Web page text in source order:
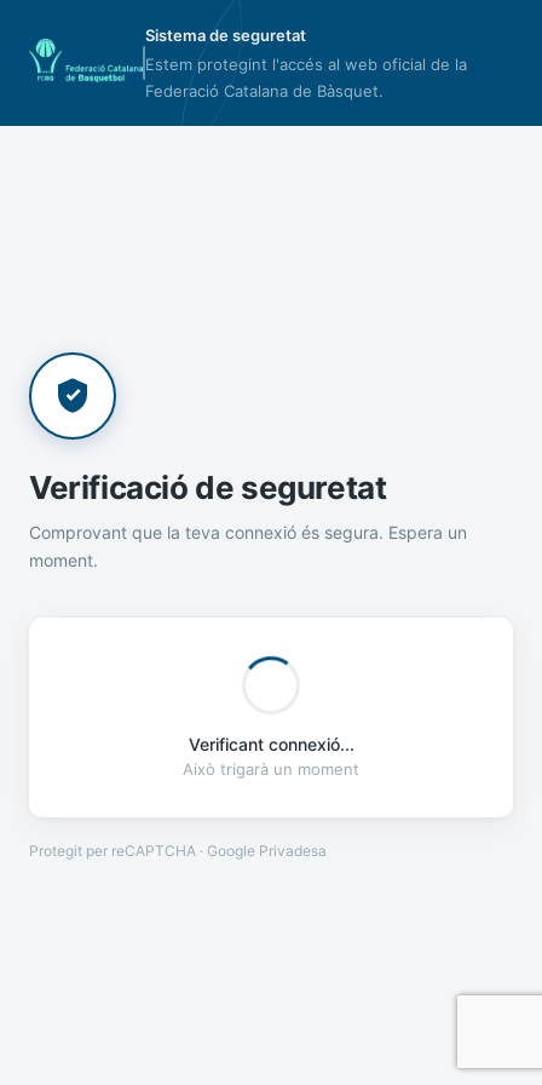
Sistema de seguretat
Estem protegint l'accés al web oficial de la
Federació Catalana de Bàsquet.
Verificació de seguretat
Comprovant que la teva connexió és segura. Espera un
moment.
Verificant connexió...
Això trigarà un moment
Protegit per reCAPTCHA · Google Privadesa